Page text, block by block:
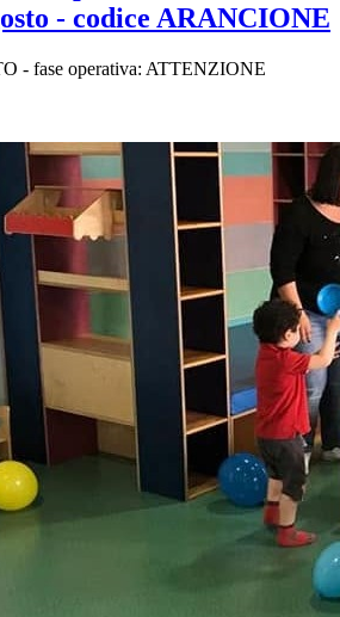
- codice ARANCIONE
- fase operativa: ATTENZIONE